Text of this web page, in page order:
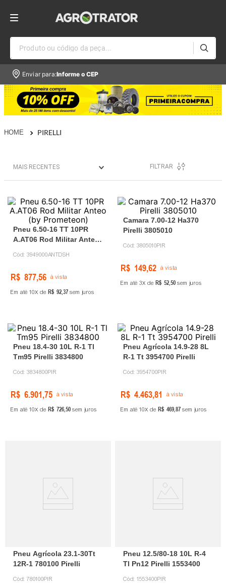
Produto ou código da peça...
Enviar para:Informe o CEP
PIRELLI
MAIS RECENTES FILTRAR
Pneu 6.50-16 TT 10PR
A.AT06 Rod Militar Anteo
Cód: 3949000ANTDSH
R$ 877,56 à vista
Em até 10 de R$ 92,37 sem juros
Camara 7.00-12 Ha370
Pirelli 3805010
Cód: 3805010PIR
R$ 149,62 à vista
Em até 3 de R$ 52,50 sem juros
Pneu 18.4-30 10L R-1 Tl
Tm95 Pirelli 3834800
Cód: 3834800PIR
R$ 6.901,75 à vista
Em até 10 de R$ 726,50 sem juros
Pneu Agrícola 14.9-28 8L
R-1 Tt 3954700 Pirelli
Cód: 3954700PIR
R$ 4.463,81 à vista
Em até 10 de R$ 469,87 sem juros
Pneu Agrícola 23.1-30Tt
12R-1 780100 Pirelli
Cód: 780100PIR
Pneu 12.5/80-18 10L R-4
Tl Pn12 Pirelli 1553400
Cód: 1553400PIR